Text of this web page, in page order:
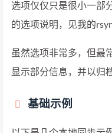
选项仅仅只是很小一部
的选项说明，见我的
虽然选项非常多，但最
显示部分信息，并以归
基础示例